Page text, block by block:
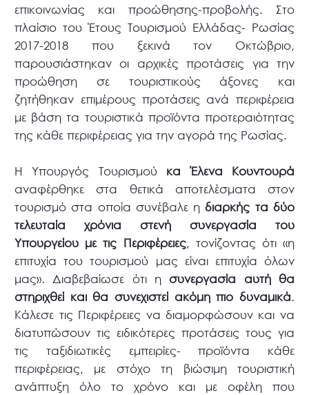
επικοινωνίας και προώθησης-προβολής. Στο
πλαίσιο του Έτους Τουρισμού Ελλάδας- Ρωσίας
2017-2018 που ξεκινά τον Οκτώβριο,
παρουσιάστηκαν οι αρχικές προτάσεις για την
προώθηση σε τουριστικούς άξονες και
ζητήθηκαν επιμέρους προτάσεις ανά περιφέρεια
με βάση τα τουριστικά προϊόντα προτεραιότητας
της κάθε περιφέρειας για την αγορά της Ρωσίας.
Η Υπουργός Τουρισμού κα Έλενα Κουντουρά
αναφέρθηκε στα θετικά αποτελέσματα στον
τουρισμό στα οποία συνέβαλε ηδιαρκής τα δύο
τελευταία χρόνια στενή συνεργασία του
Υπουργείου με τις Περιφέρειες, τονίζοντας ότι «η
επιτυχία του τουρισμού μας είναι επιτυχία όλων
μας». Διαβεβαίωσε ότι ησυνεργασία αυτή θα
στηριχθεί και θα συνεχιστεί ακόμη πιο δυναμικά.
Κάλεσε τις Περιφέρειες να διαμορφώσουν και να
διατυπώσουν τις ειδικότερες προτάσεις τους για
τις ταξιδιωτικές εμπειρίες- προϊόντα κάθε
περιφέρειας, με στόχο τη βιώσιμη τουριστική
ανάπτυξη όλο το χρόνο και με οφέλη που